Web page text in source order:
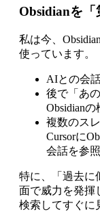
Obsidianを「
私は今、
使っています。
AIとの会
後で「あ
Obsidian
複数のス
Cursorに
会話を参
特に、「過去に
面で威力を発揮
検索してすぐに